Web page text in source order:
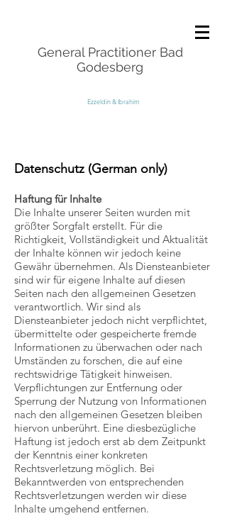
General Practitioner Bad
Godesberg
Ezzeldin & Ibrahim
Datenschutz (German only)
Haftung für Inhalte
Die Inhalte unserer Seiten wurden mit
größter Sorgfalt erstellt. Für die
Richtigkeit, Vollständigkeit und Aktualität
der Inhalte können wir jedoch keine
Gewähr übernehmen. Als Diensteanbieter
sind wir für eigene Inhalte auf diesen
Seiten nach den allgemeinen Gesetzen
verantwortlich. Wir sind als
Diensteanbieter jedoch nicht verpflichtet,
übermittelte oder gespeicherte fremde
Informationen zu überwachen oder nach
Umständen zu forschen, die auf eine
rechtswidrige Tätigkeit hinweisen.
Verpflichtungen zur Entfernung oder
Sperrung der Nutzung von Informationen
nach den allgemeinen Gesetzen bleiben
hiervon unberührt. Eine diesbezügliche
Haftung ist jedoch erst ab dem Zeitpunkt
der Kenntnis einer konkreten
Rechtsverletzung möglich. Bei
Bekanntwerden von entsprechenden
Rechtsverletzungen werden wir diese
Inhalte umgehend entfernen.